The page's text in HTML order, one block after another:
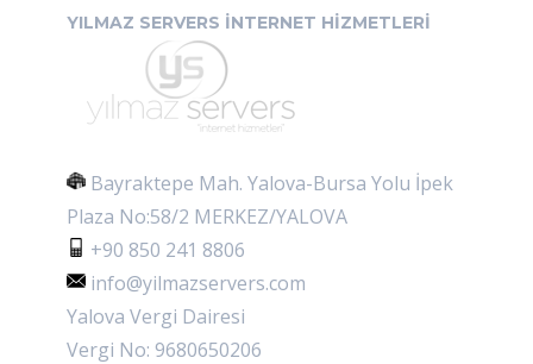
YILMAZ SERVERS İNTERNET HİZMETLERİ
Bayraktepe Mah. Yalova-Bursa Yolu İpek
Plaza No:58/2 MERKEZ/YALOVA
+90 850 241 8806
info@yilmazservers.com
Yalova Vergi Dairesi
Vergi No: 9680650206